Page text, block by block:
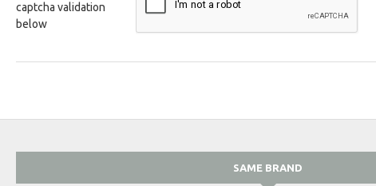
captcha validation
below
SAME BRAND